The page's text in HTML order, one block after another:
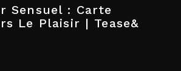
Sensuel : Carte
Le Plaisir | Tease&